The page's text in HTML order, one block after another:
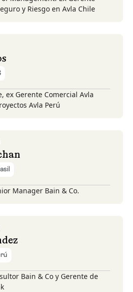
y Riesgo en Avla Chile
ex Gerente Comercial Avla
Avla Perú
Manager Bain & Co.
Bain & Co y Gerente de